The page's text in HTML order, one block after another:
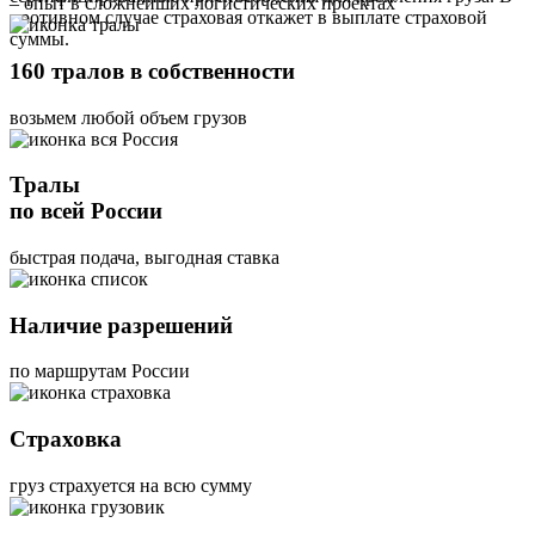
противном случае страховая откажет в выплате страховой
суммы.
160 тралов в собственности
возьмем любой объем грузов
Тралы
по всей России
быстрая подача, выгодная ставка
Наличие разрешений
по маршрутам России
Страховка
груз страхуется на всю сумму